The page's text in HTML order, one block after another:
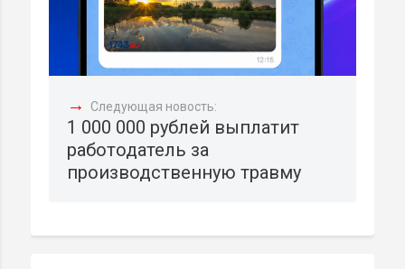
→ Следующая новость:
1 000 000 рублей выплатит
работодатель за
производственную травму